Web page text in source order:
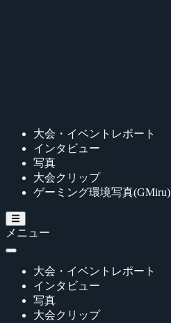
大会・イベントレポート
インタビュー
写真
大会クリップ
ゲーミング環境写真(GMiru)
メニュー
大会・イベントレポート
インタビュー
写真
大会クリップ